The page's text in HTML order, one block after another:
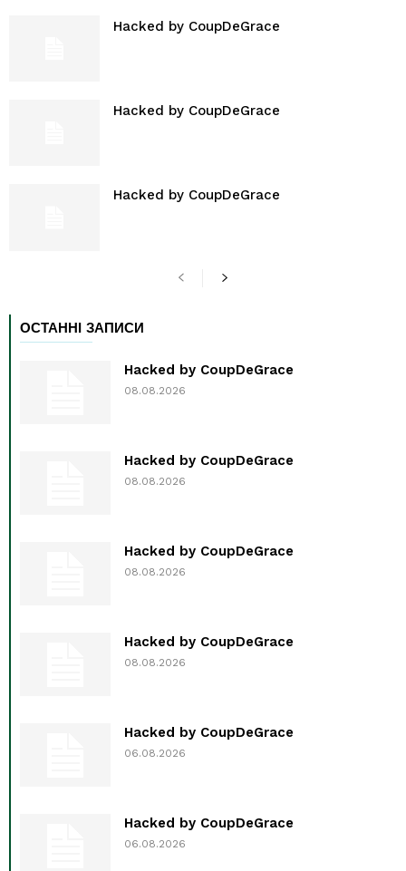
Hacked by CoupDeGrace
Hacked by CoupDeGrace
Hacked by CoupDeGrace
ОСТАННІ ЗАПИСИ
Hacked by CoupDeGrace
08.08.2026
Hacked by CoupDeGrace
08.08.2026
Hacked by CoupDeGrace
08.08.2026
Hacked by CoupDeGrace
08.08.2026
Hacked by CoupDeGrace
06.08.2026
Hacked by CoupDeGrace
06.08.2026